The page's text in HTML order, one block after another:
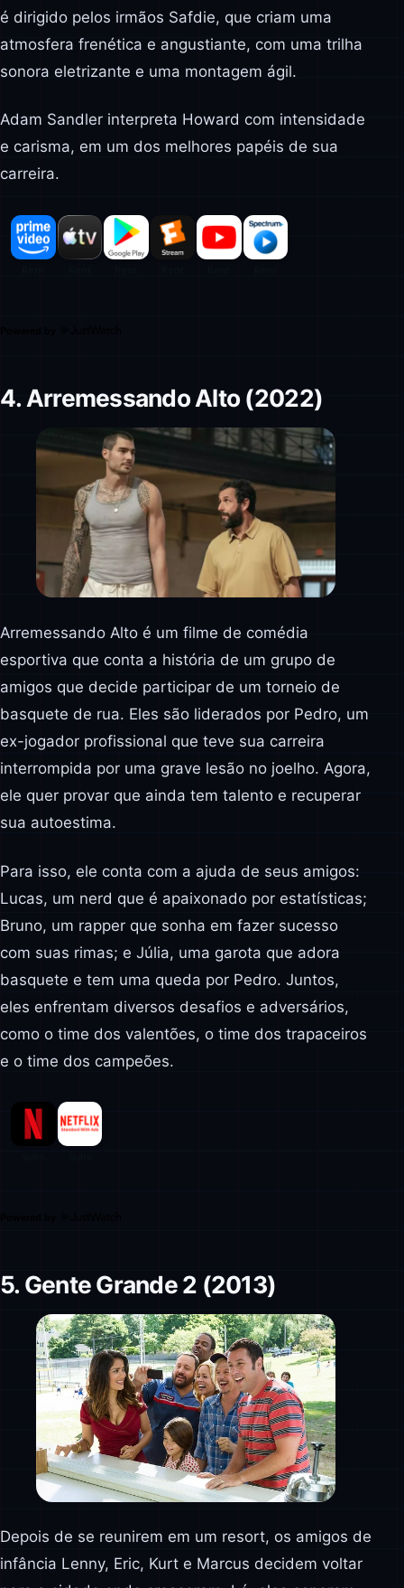
é dirigido pelos irmãos Safdie, que criam uma
atmosfera frenética e angustiante, com uma trilha
sonora eletrizante e uma montagem ágil.
Adam Sandler interpreta Howard com intensidade
e carisma, em um dos melhores papéis de sua
carreira.
4. Arremessando Alto (2022)
Arremessando Alto é um filme de comédia
esportiva que conta a história de um grupo de
amigos que decide participar de um torneio de
basquete de rua. Eles são liderados por Pedro, um
ex-jogador profissional que teve sua carreira
interrompida por uma grave lesão no joelho. Agora,
ele quer provar que ainda tem talento e recuperar
sua autoestima.
Para isso, ele conta com a ajuda de seus amigos:
Lucas, um nerd que é apaixonado por estatísticas;
Bruno, um rapper que sonha em fazer sucesso
com suas rimas; e Júlia, uma garota que adora
basquete e tem uma queda por Pedro. Juntos,
eles enfrentam diversos desafios e adversários,
como o time dos valentões, o time dos trapaceiros
e o time dos campeões.
5. Gente Grande 2 (2013)
Depois de se reunirem em um resort, os amigos de
infância Lenny, Eric, Kurt e Marcus decidem voltar